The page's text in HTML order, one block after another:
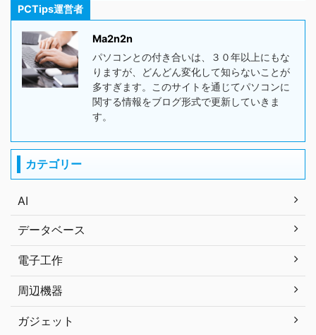
PCTips運営者
Ma2n2n
パソコンとの付き合いは、３０年以上にもな
りますが、どんどん変化して知らないことが
多すぎます。このサイトを通じてパソコンに
関する情報をブログ形式で更新していきま
す。
カテゴリー
AI
データベース
電子工作
周辺機器
ガジェット